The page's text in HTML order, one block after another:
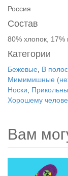
Россия
Состав
80% хлопок,
Категории
Бежевые В
Мимимишные
Носки
Хорошему
Вам